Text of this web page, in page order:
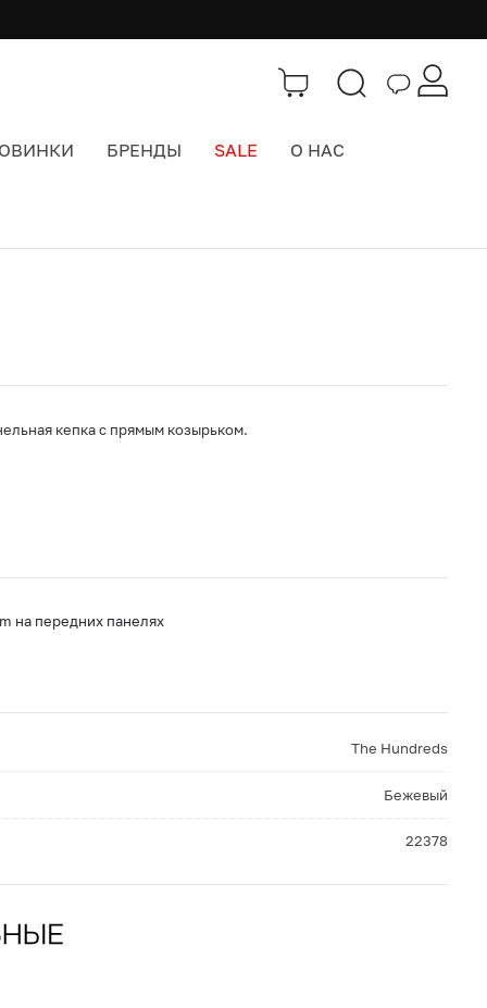
БРЕНДЫ SALE О НАС
кепка с прямым козырьком.
на передних панелях
The Hundreds
Бежевый
22378